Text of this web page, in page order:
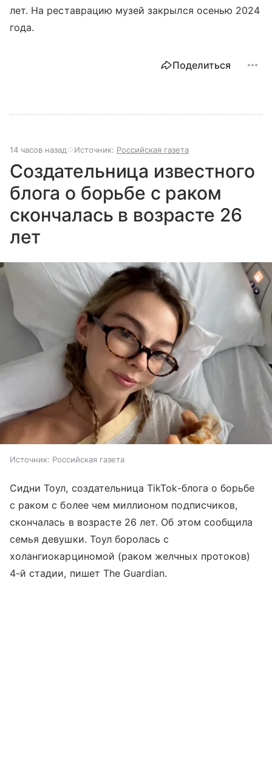
лет. На реставрацию музей закрылся осенью 2024
года.
Поделиться
14 часов назад Источник: Российская газета
Создательница известного
блога о борьбе с раком
скончалась в возрасте 26
лет
Источник: Российская газета
Сидни Тоул, создательница TikTok-блога о борьбе
с раком с более чем миллионом подписчиков,
скончалась в возрасте 26 лет. Об этом сообщила
семья девушки. Тоул боролась с
холангиокарциномой (раком желчных протоков)
4-й стадии, пишет The Guardian.